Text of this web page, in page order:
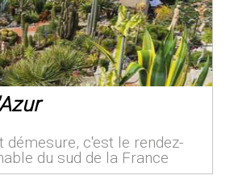
démesure, c'est le rendez-
du sud de la France